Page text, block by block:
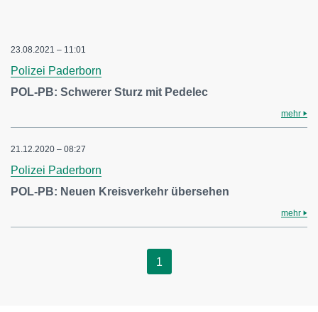
23.08.2021 – 11:01
Polizei Paderborn
POL-PB: Schwerer Sturz mit Pedelec
mehr
21.12.2020 – 08:27
Polizei Paderborn
POL-PB: Neuen Kreisverkehr übersehen
mehr
1